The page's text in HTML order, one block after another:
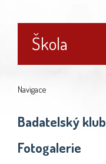
Škola
Navigace
Badatelský klub
Fotogalerie